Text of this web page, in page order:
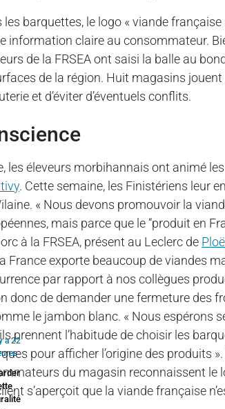
barquettes, le logo « viande
information claire au consommateur.
de la FRSEA ont saisi la balle au
de la région. Huit magasins
et d’éviter d’éventuels conflits.
les éleveurs morbihannais ont animé
. Cette semaine, les Finistériens leur
« Nous devons promouvoir la
mais parce que le “produit en
à la FRSEA, présent au Leclerc de
France exporte beaucoup de viandes
par rapport à nos collègues
donc de demander une fermeture des
le jambon blanc. « Nous espérons
prennent l’habitude de choisir les
pour afficher l’origine des produits
du magasin reconnaissent le
s’aperçoit que la viande française
a 22